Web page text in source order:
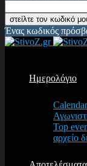
Ένας κωδικός
Ημερολόγιο
Top
αρχείο